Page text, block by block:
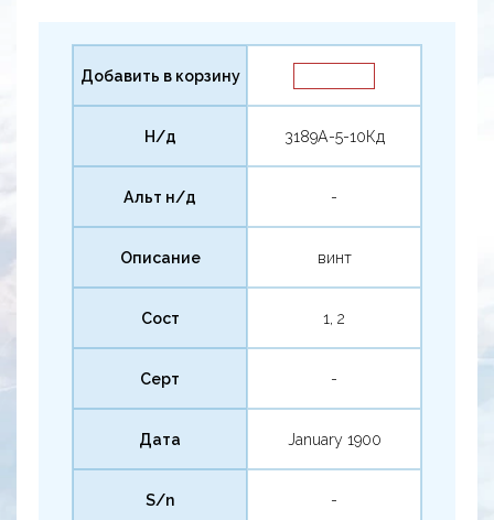
Добавить в корзину
Н/д 3189А-5-10Кд
Альт н/д -
Описание винт
Сост 1, 2
Серт -
Дата January 1900
S/n -